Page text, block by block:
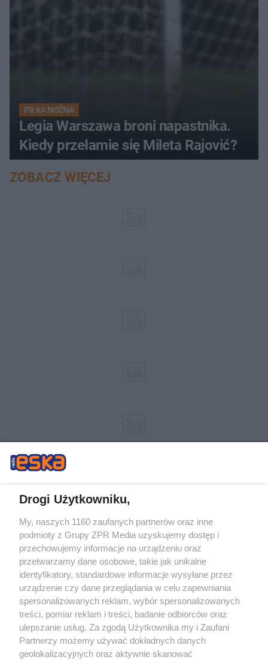
PIŁKA NOŻNA
Legia Warszawa broni napastnika.
Kiedy przełamie się Mileta Rajović?
ZOBACZ WIĘCEJ
Żaden utwór zamieszczony w serwisie nie może być powielany i
rozpowszechniany lub dalej rozpowszechniany w jakikolwiek sposób (w
tym także elektroniczny lub mechaniczny) na jakimkolwiek polu
eksploatacji w jakiejkolwiek formie, włącznie z umieszczaniem w Internecie
bez pisemnej zgody właściciela praw. Jakiekolwiek użycie lub
wykorzystanie utworów w całości lub w części z naruszeniem prawa, tzn.
bez właściwej zgody, jest zabronione pod groźbą kary i może być ścigane
prawnie.
Drogi Użytkowniku,
My, naszych 1160 zaufanych partnerów oraz inne
podmioty z Grupy ZPR Media uzyskujemy dostęp i
przechowujemy informacje na urządzeniu oraz
przetwarzamy dane osobowe, takie jak unikalne
identyfikatory, standardowe informacje wysyłane przez
urządzenie czy dane przeglądania w celu zapewniania
spersonalizowanych reklam, wybór spersonalizowanych
treści, pomiar reklam i treści, badanie odbiorców oraz
ulepszanie usług. Za zgodą Użytkownika my i Zaufani
Partnerzy możemy używać dokładnych danych
geolokalizacyjnych oraz aktywnie skanować